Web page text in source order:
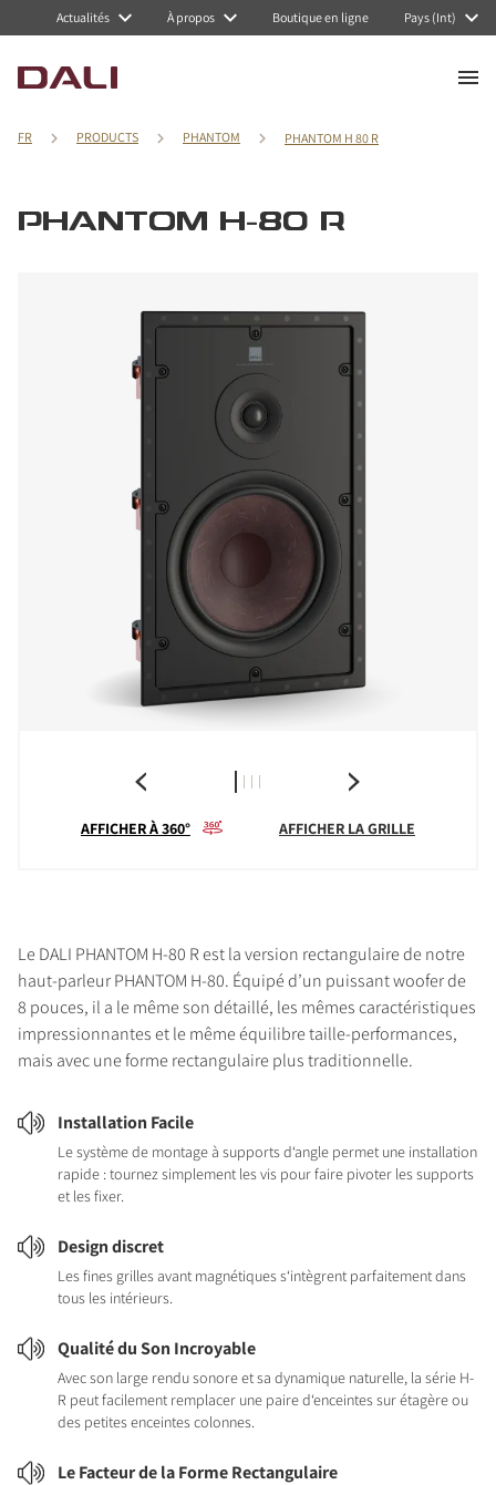
Actualités À propos Boutique en ligne Pays (Int)
FR PRODUCTS PHANTOM PHANTOM H 80 R
PHANTOM H-80 R
AFFICHER À 360° AFFICHER LA GRILLE
Le DALI PHANTOM H-80 R est la version rectangulaire de notre
haut-parleur PHANTOM H-80. Équipé d’un puissant woofer de
8 pouces, il a le même son détaillé, les mêmes caractéristiques
impressionnantes et le même équilibre taille-performances,
mais avec une forme rectangulaire plus traditionnelle.
Installation Facile
Le système de montage à supports d‘angle permet une installation
rapide : tournez simplement les vis pour faire pivoter les supports
et les fixer.
Design discret
Les fines grilles avant magnétiques s‘intègrent parfaitement dans
tous les intérieurs.
Qualité du Son Incroyable
Avec son large rendu sonore et sa dynamique naturelle, la série H-
R peut facilement remplacer une paire d‘enceintes sur étagère ou
des petites enceintes colonnes.
Le Facteur de la Forme Rectangulaire